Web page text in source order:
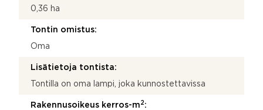
0,36 ha
Tontin omistus:
Oma
Lisätietoja tontista:
Tontilla on oma lampi, joka kunnostettavissa
Rakennusoikeus kerros-m 2 :